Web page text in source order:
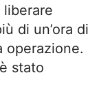
di un’ora di
operazione.
stato